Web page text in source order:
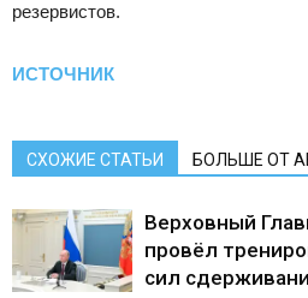
резервистов.
ИСТОЧНИК
СХОЖИЕ СТАТЬИ БОЛЬШЕ ОТ
Верховный
провёл
сил